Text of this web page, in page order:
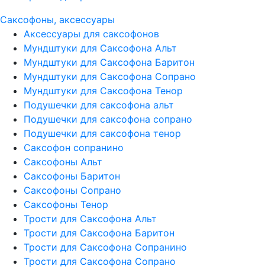
Саксофоны, аксессуары
Аксессуары для саксофонов
Мундштуки для Саксофона Альт
Мундштуки для Саксофона Баритон
Мундштуки для Саксофона Сопрано
Мундштуки для Саксофона Тенор
Подушечки для саксофона альт
Подушечки для саксофона сопрано
Подушечки для саксофона тенор
Саксофон сопранино
Саксофоны Альт
Саксофоны Баритон
Саксофоны Сопрано
Саксофоны Тенор
Трости для Саксофона Альт
Трости для Саксофона Баритон
Трости для Саксофона Сопранино
Трости для Саксофона Сопрано